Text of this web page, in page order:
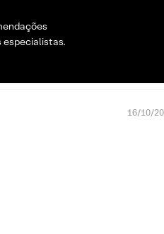
especialistas.
16/10/